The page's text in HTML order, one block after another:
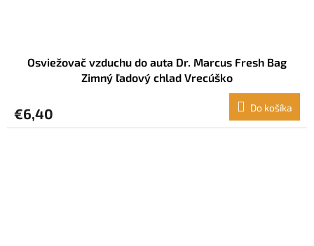
Osviežovač vzduchu do auta Dr. Marcus Fresh Bag
Zimný ľadový chlad Vrecúško
€6,40 Do košíka